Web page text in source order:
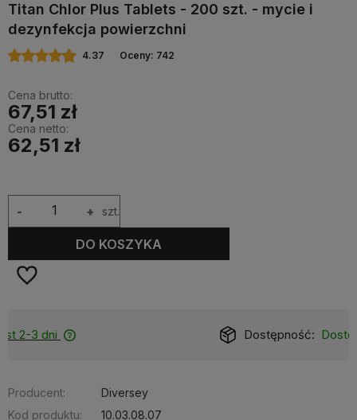
Titan Chlor Plus Tablets - 200 szt. - mycie i
dezynfekcja powierzchni
4.37 Oceny: 742
Cena brutto:
67,51 zł
Cena netto:
62,51 zł
+
- szt.
DO KOSZYKA
Dostępny
Producent:
Diversey
Kod produktu:
10.03.08.07